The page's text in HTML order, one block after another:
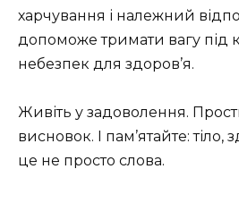
харчування і належний
допоможе тримати вагу під
небезпек для здоров’я.
Живіть у задоволення.
висновок. І пам’ятайте: тіло,
це не просто слова.